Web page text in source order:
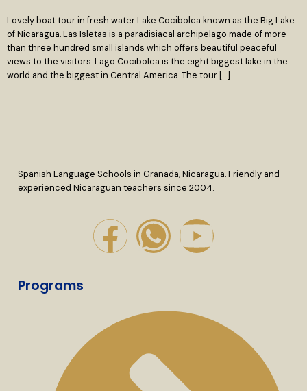
Lovely boat tour in fresh water Lake Cocibolca known as the Big Lake
of Nicaragua. Las Isletas is a paradisiacal archipelago made of more
than three hundred small islands which offers beautiful peaceful
views to the visitors. Lago Cocibolca is the eight biggest lake in the
world and the biggest in Central America. The tour […]
Spanish Language Schools in Granada, Nicaragua. Friendly and
experienced Nicaraguan teachers since 2004.
Programs